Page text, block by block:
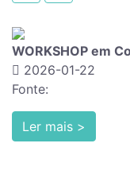
EVENTO
2026-01-06
Fonte:
Ler mais >